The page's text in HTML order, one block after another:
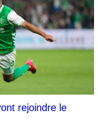
rejoindre le